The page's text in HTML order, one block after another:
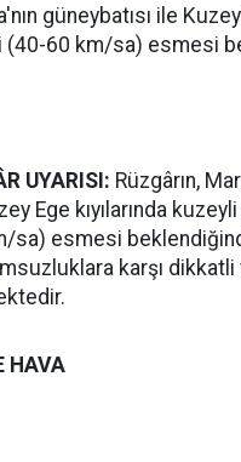
güneybatısı ile
(40-60 km/sa) esmesi
UYARISI: Rüzgârın,
Ege kıyılarında
sa) esmesi
karşı
HAVA